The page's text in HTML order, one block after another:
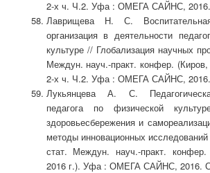
2-х ч. Ч.2. Уфа : ОМЕГА САЙНС, 2016.
Лаврищева Н. С.
организация в деятельности
культуре // Глобализация научных
Междун. науч.-практ. конфер.
2-х ч. Ч.2. Уфа : ОМЕГА САЙНС,
Лукьянцева А. С.
педагога по физической
здоровьесбережения и
методы инновационных
стат. Междун. науч.-практ.
2016 г.). Уфа : ОМЕГА САЙНС, 2016.